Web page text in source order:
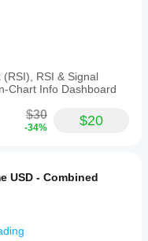
RSI & Signal
Chart Info Dashboard
$30
-34% $20
USD - Combined